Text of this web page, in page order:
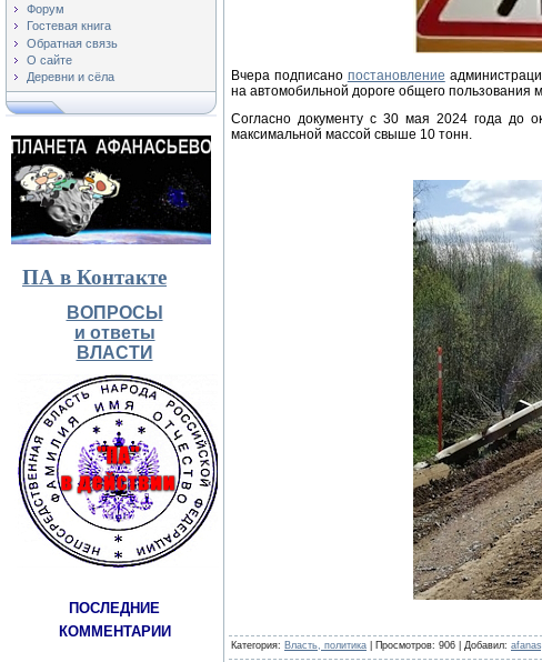
Форум
Гостевая книга
Обратная связь
О сайте
Деревни и сёла
ПА в Контакте
ВОПРОСЫ
и ответы
ВЛАСТИ
ПОСЛЕДНИЕ
КОММЕНТАРИИ
Вчера подписано постановление
на автомобильной дороге общего пользования
Согласно документу с 30 мая 2024 года до
максимальной массой свыше 10 тонн.
Категория: Власть, политика Просмотров: 906 | Добавил: